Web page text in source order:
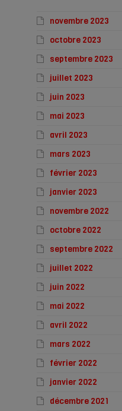
novembre 2023
octobre 2023
septembre 2023
juillet 2023
juin 2023
mai 2023
avril 2023
mars 2023
février 2023
janvier 2023
novembre 2022
octobre 2022
septembre 2022
juillet 2022
juin 2022
mai 2022
avril 2022
mars 2022
février 2022
janvier 2022
décembre 2021